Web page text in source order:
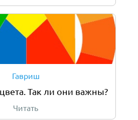
Гавриш
Так ли они важны?
Читать